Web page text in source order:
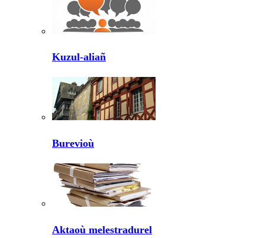
Kuzul-aliañ
Burevioù
Aktaoù melestradurel